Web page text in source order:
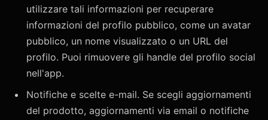
utilizzare tali informazioni per recuperare
informazioni del profilo pubblico, come un avatar
pubblico, un nome visualizzato o un URL del
profilo. Puoi rimuovere gli handle del profilo social
nell'app.
Notifiche e scelte e-mail. Se scegli aggiornamenti
del prodotto, aggiornamenti via email o notifiche